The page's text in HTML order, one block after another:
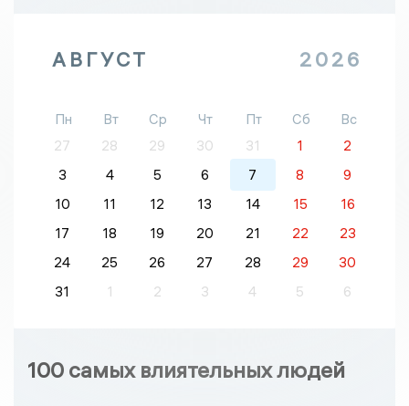
АВГУСТ 2026
Пн Вт Ср Чт Пт Сб
Вс
27
28 29 30 31 1
2
3
4 5 6 7 8
9
10
11 12 13 14 15
16
17
18 19 20 21 22
23
24
25 26 27 28 29
30
31
1 2 3 4 5 6
100 самых влиятельных людей